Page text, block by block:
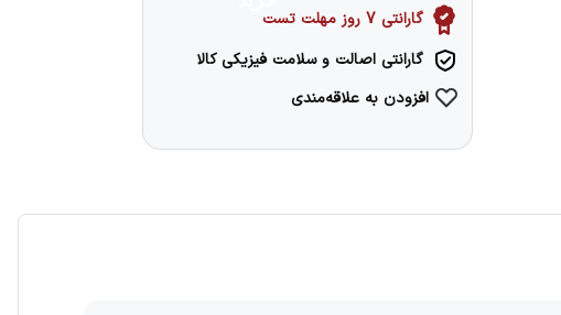
گارانتی 7 روز مهلت تست
گارانتی اصالت و سلامت فیزیکی کالا
افزودن به علاقه‌مندی